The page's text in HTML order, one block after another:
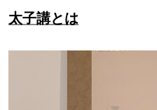
太子講とは